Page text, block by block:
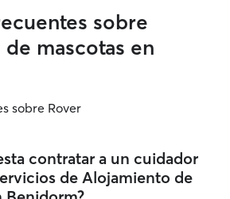
sobre
mascotas en
sobre Rover
contratar a un cuidador
de Alojamiento de